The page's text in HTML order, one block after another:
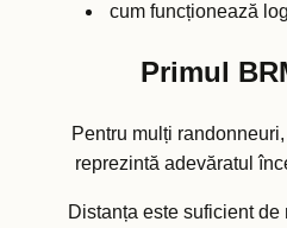
cum funcționează
Primul
Pentru mulți
reprezintă adevăratul
Distanța este suficient de